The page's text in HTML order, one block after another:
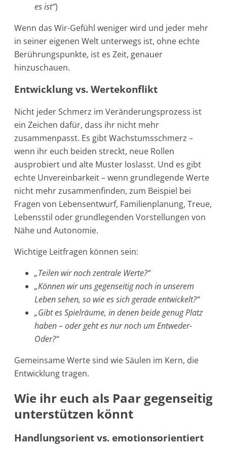
es ist“)
Wenn das Wir-Gefühl weniger wird und jeder mehr
in seiner eigenen Welt unterwegs ist, ohne echte
Berührungspunkte, ist es Zeit, genauer
hinzuschauen.
Entwicklung vs. Wertekonflikt
Nicht jeder Schmerz im Veränderungsprozess ist
ein Zeichen dafür, dass ihr nicht mehr
zusammenpasst. Es gibt Wachstumsschmerz –
wenn ihr euch beiden streckt, neue Rollen
ausprobiert und alte Muster loslasst. Und es gibt
echte Unvereinbarkeit – wenn grundlegende Werte
nicht mehr zusammenfinden, zum Beispiel bei
Fragen von Lebensentwurf, Familienplanung, Treue,
Lebensstil oder grundlegenden Vorstellungen von
Nähe und Autonomie.
Wichtige Leitfragen können sein:
„Teilen wir noch zentrale Werte?“
„Können wir uns gegenseitig noch in unserem
Leben sehen, so wie es sich gerade entwickelt?“
„Gibt es Spielräume, in denen beide genug Platz
haben – oder geht es nur noch um Entweder-
Oder?“
Gemeinsame Werte sind wie Säulen im Kern, die
Entwicklung tragen.
Wie ihr euch als Paar gegenseitig
unterstützen könnt
Handlungsorient vs. emotionsorientiert